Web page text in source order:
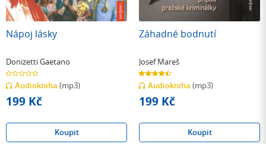
Nápoj lásky
Donizetti Gaetano
0.0
z
5
hvězdiček
Audiokniha (mp3)
199 Kč
Koupit
Záhadné bodnutí
Josef Mareš
4.5
z
5
hvězdiček
Audiokniha (mp3)
199 Kč
Koupit